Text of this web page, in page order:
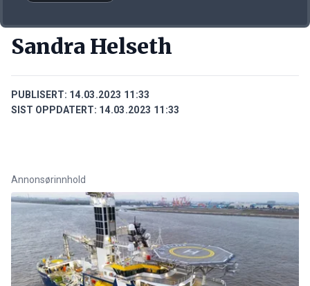
Sandra Helseth
PUBLISERT: 14.03.2023 11:33
SIST OPPDATERT: 14.03.2023 11:33
Annonsørinnhold